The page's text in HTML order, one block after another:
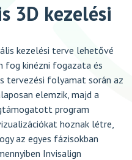
3D kezelési
kezelési terve lehetővé
fog kinézni fogazata és
tervezési folyamat során az
elemzik, majd a
program
hoznak létre,
az egyes fázisokban
Invisalign